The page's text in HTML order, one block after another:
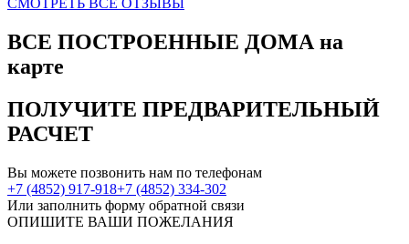
СМОТРЕТЬ ВСЕ ОТЗЫВЫ
ВСЕ ПОСТРОЕННЫЕ ДОМАна
карте
ПОЛУЧИТЕ ПРЕДВАРИТЕЛЬНЫЙ
РАСЧЕТ
Вы можете позвонить нам по телефонам
+7 (4852) 917-918+7 (4852) 334-302
Или заполнить форму обратной связи
ОПИШИТЕ ВАШИ ПОЖЕЛАНИЯ